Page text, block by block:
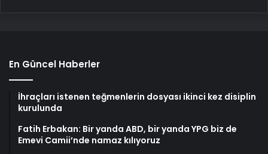
En Güncel Haberler
İhraçları istenen teğmenlerin dosyası ikinci kez disiplin
kurulunda
Fatih Erbakan: Bir yanda ABD, bir yanda YPG biz de
Emevi Camii’nde namaz kılıyoruz